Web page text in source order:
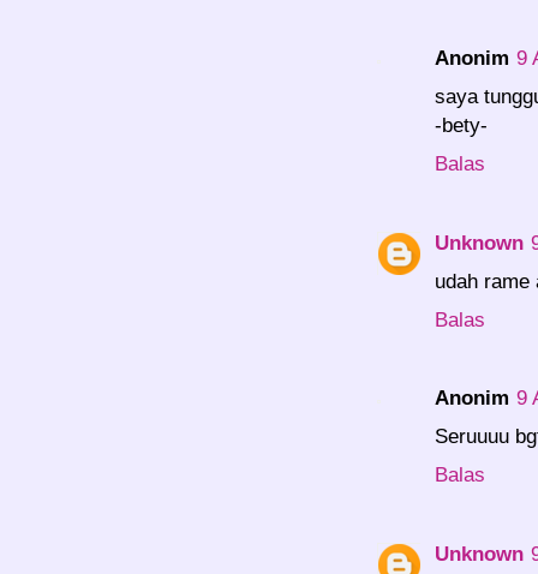
Anonim 9
saya
-bety-
Balas
Unknown
udah rame
Balas
Anonim 9
Seruuuu
Balas
Unknown